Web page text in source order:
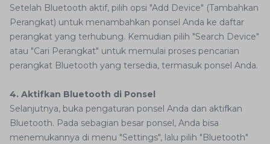
Setelah Bluetooth aktif, pilih opsi "Add Device" (Tambahkan
Perangkat) untuk menambahkan ponsel Anda ke daftar
perangkat yang terhubung. Kemudian pilih "Search Device"
atau "Cari Perangkat" untuk memulai proses pencarian
perangkat Bluetooth yang tersedia, termasuk ponsel Anda.
4. Aktifkan Bluetooth di Ponsel
Selanjutnya, buka pengaturan ponsel Anda dan aktifkan
Bluetooth. Pada sebagian besar ponsel, Anda bisa
menemukannya di menu "Settings", lalu pilih "Bluetooth"